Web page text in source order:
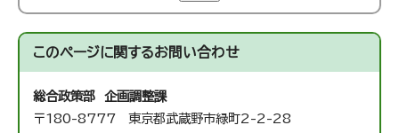
このページに関するお問い合わせ
総合政策部 企画調整課
〒180-8777 東京都武蔵野市緑町2-2-28